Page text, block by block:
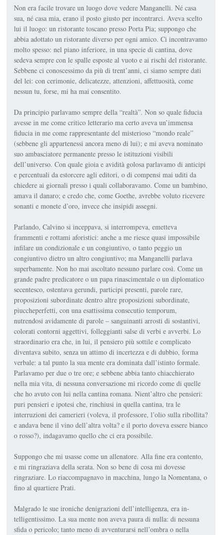
Non era facile trovare un luogo dove vedere Manganelli. Né casa
sua, né casa mia, erano il posto giusto per incontrarci. Aveva scelto
lui il luogo: un ristorante toscano presso Porta Pia; suppongo che
abbia adottato un ristorante diverso per ogni amico. Ci incontravamo
molto spesso: nel piano inferiore, in una specie di cantina, dove
sedeva sempre con le spalle esposte al vuoto e ai rischi del ristorante.
Sebbene ci co­noscessimo da più di trent’anni, ci siamo sempre dati
dellei: con cerimonie, delicatezze, attenzio­ni, affettuosità, come
nessuntu, forse, mi ha mai consentito.
Da principio parlavamo sem­pre della “realtà”. Non so quale fi­ducia
avesse in me come critico letterario ma certo aveva un’im­mensa
fiducia in me come rap­presentante del misterioso “mon­do reale”
(sebbene gli apparte­nessi ancora meno di lui); e mi aveva nominato
suo ambasciatore permanente presso le istituzioni visibili
dell’universo. Con quale gioia e avidità golosa parlavamo di anticipi
e percentuali da estorcere agli editori, o di compensi mai uditi da
chiedere ai giornali presso i quali collaboravamo. Come un bambino,
amava il da­naro; e credo che, come Goethe, avrebbe voluto ricevere
sonanti e monete d’oro, invece che insipidi assegni.
Parlando, Calvino si inceppa­va, si interrompeva, emetteva
frammenti e rottami aforistici: anche a me riesce quasi impossi­bile
infilare un condizionale e un congiuntivo, o tanto peggio un
congiuntivo dietro un altro con­giuntivo; ma Manganelli parlava
superbamente. Non ho mai ascol­tato nessuno parlare così. Come un
grande padre predicatore o un papa rinascimentale o un diplomatico
secentesco, ostentava gerundi, participi presenti, parole rare,
proposizioni subordinate dentro altre proposizioni subordinate,
piuccheperfetti, con una esattissimaconsecutio temporum,
nutrendosi avidamente di parole – sanguinanti arrosti di sostantivi,
colorati contorni aggettivi, folleggianti salse di verbi e avverbi. Lo
straordinario era che, in lui, il pensiero più sottile e complicato
diventava subito, senza un attimo di incertezza e di dubbio, forma
verbale: a tal punto la sua mente era dominata dall’istinto formale.
Parlavamo per due o tre ore; e sebbene abbia tanto chiacchierato
nella mia vita, di nessuna conversazione mi ricor­do come di quelle
che ho avuto con lui nella cantina romana. Nient’altro che pensieri:
puri pensieri e ipotesi che, rinchiusi in quella cantina, tra le
interruzioni dei camerieri (voleva, il professore, l’olio sulla ribollita?
e andava bene il vino dell’altra volta? e il porto doveva essere bianco
o ros­so?), indagavamo quello che ci era possibile.
Suppongo che mi usasse come un allenatore. Alla fine era con­tento,
e mi ringraziava della sera­ta. Non so bene di cosa mi dovesse
ringraziare. Lo riaccompagnavo in macchina, lungo la Nomenta­na, o
fino al quartiere Prati.
Malgrado le sue ironiche deni­grazioni dell’intelligenza, era in­
telligentissimo. La sua mente non aveva paura di nulla: di nessuna
sfida o pericolo; tanto meno di av­venturarsi nell’ombra o nella